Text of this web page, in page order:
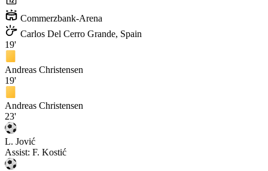
Commerzbank-Arena
Carlos Del Cerro Grande, Spain
19'
Andreas Christensen
19'
Andreas Christensen
23'
L. Jović
Assist: F. Kostić